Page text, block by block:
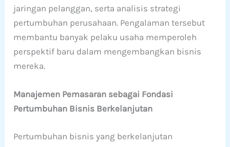
jaringan pelanggan, serta analisis strategi
pertumbuhan perusahaan. Pengalaman tersebut
membantu banyak pelaku usaha memperoleh
perspektif baru dalam mengembangkan bisnis
mereka.
Manajemen Pemasaran sebagai Fondasi
Pertumbuhan Bisnis Berkelanjutan
Pertumbuhan bisnis yang berkelanjutan